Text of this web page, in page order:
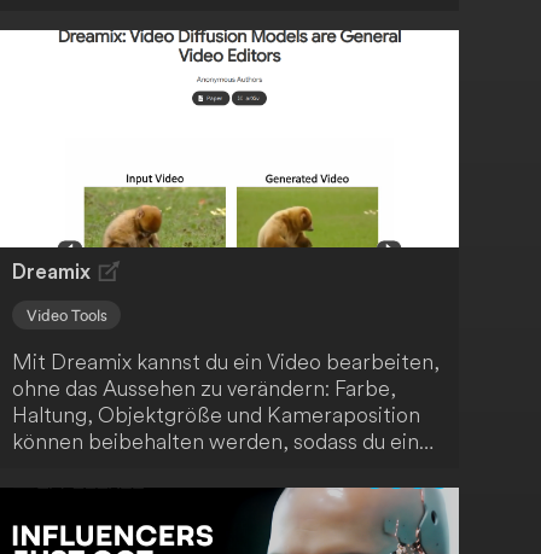
direkt im Browser erreichbar ist, bietet Weet
eine Vielzahl von Funktionen, um die
Videoaufnahme und -bearbeitung zu
qualitativ hochwertigen Erfahrung.
Dreamix
Video Tools
Mit Dreamix kannst du ein Video bearbeiten,
ohne das Aussehen zu verändern: Farbe,
Haltung, Objektgröße und Kameraposition
können beibehalten werden, sodass du ein
es aus und entdecke die Möglichkeiten!